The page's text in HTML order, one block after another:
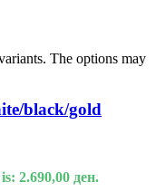
The options may
black/gold
2.690,00 ден.